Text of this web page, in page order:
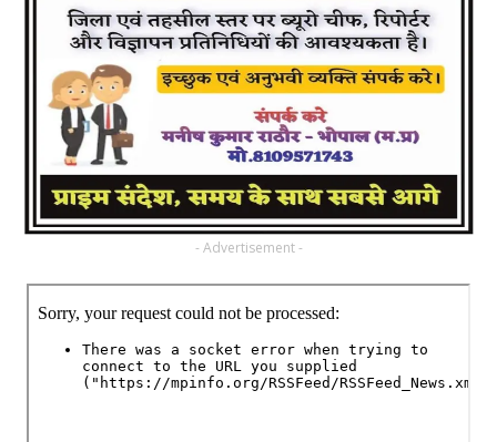
- Advertisement -